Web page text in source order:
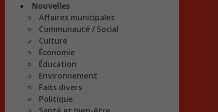
Nouvelles
Affaires municipales
Communauté / Social
Culture
Économie
Éducation
Environnement
Faits divers
Politique